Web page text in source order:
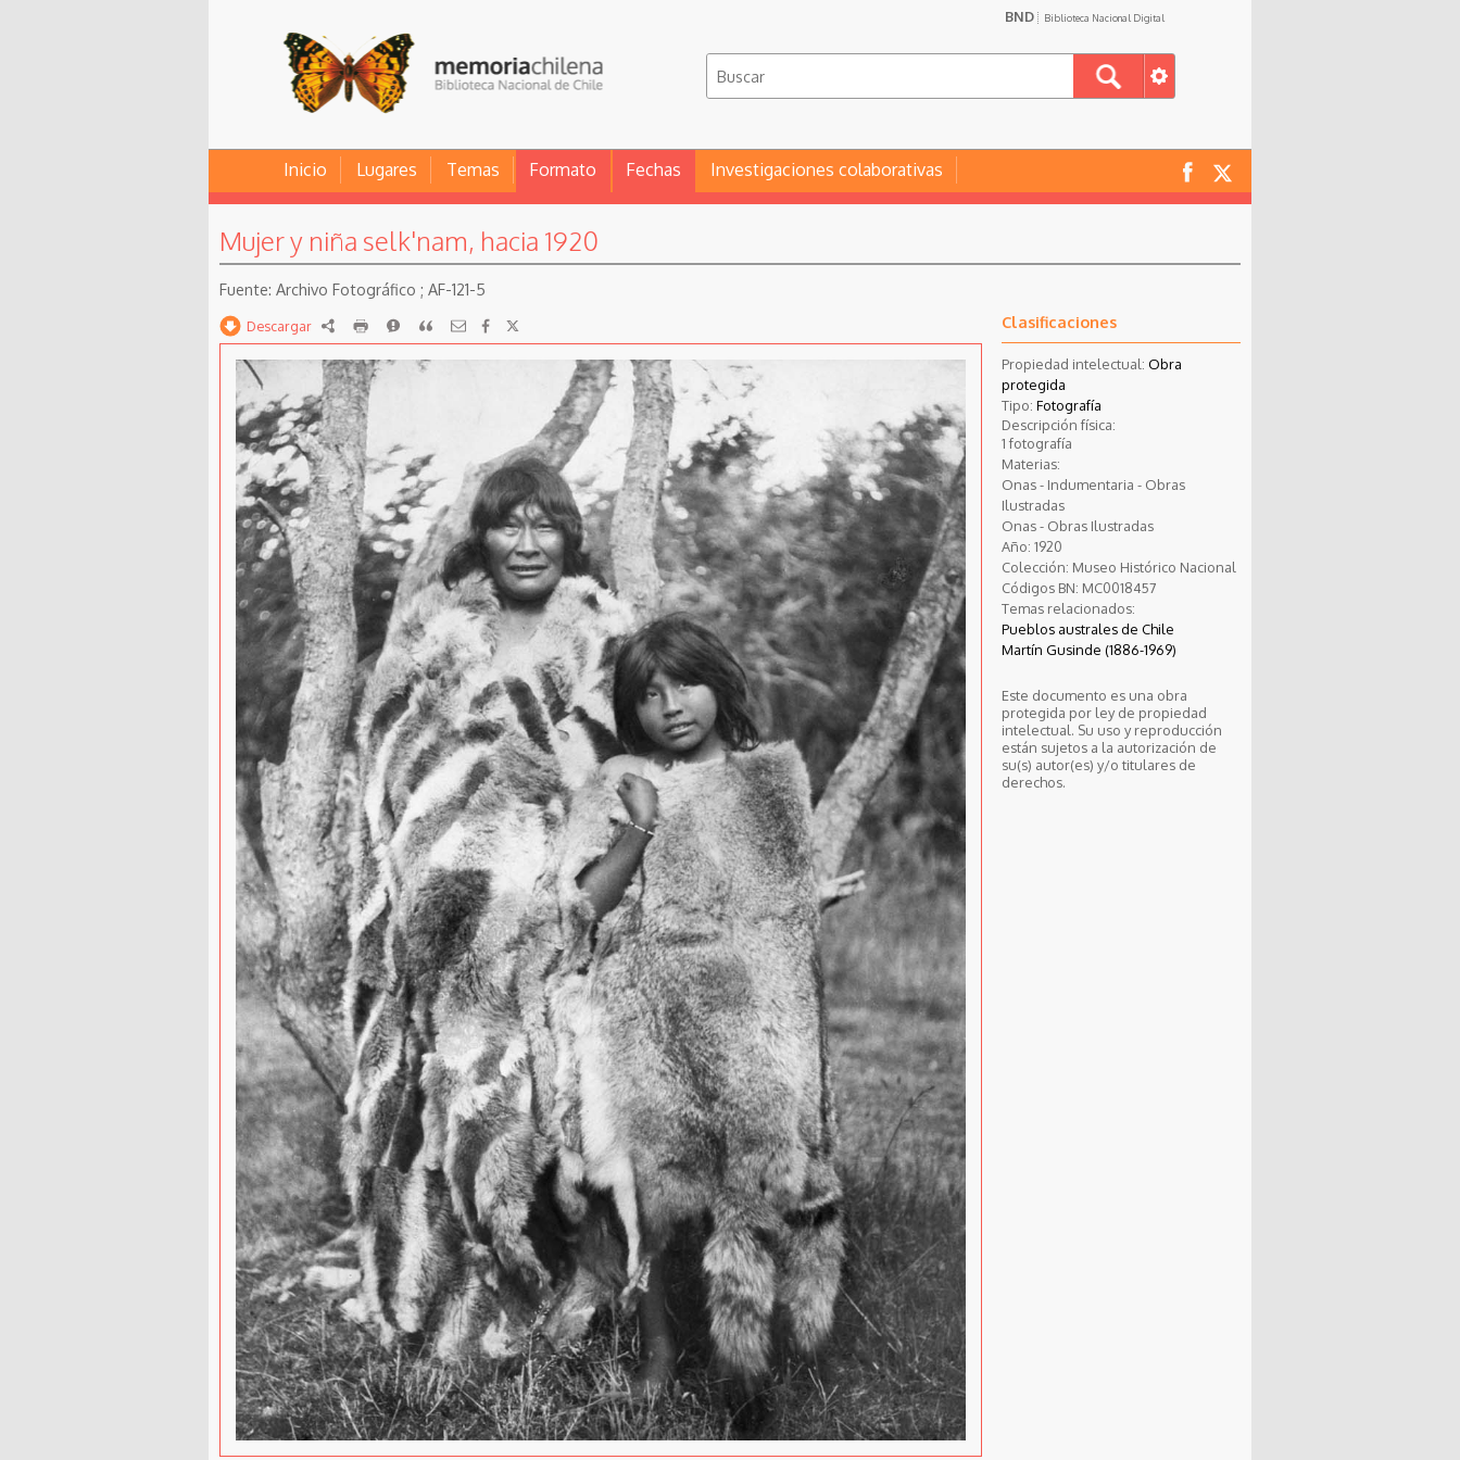
BND Biblioteca Nacional Digital
Inicio Lugares Temas Formato Fechas Investigaciones colaborativas
Mujer y niña selk'nam, hacia 1920
Archivo Fotográfico ; AF-121-5
Descargar RDF imprimirReportarCitar Clasificaciones
Propiedad intelectual: Obra
protegida
Tipo: Fotografía
Descripción física:
1 fotografía
Materias:
Onas - Indumentaria - Obras
Ilustradas
Onas - Obras Ilustradas
Año: 1920
Colección: Museo Histórico Nacional
Códigos BN: MC0018457
Temas relacionados:
Pueblos australes de Chile
Martín Gusinde (1886-1969)
Este documento es una obra
protegida por ley de propiedad
intelectual. Su uso y reproducción
están sujetos a la autorización de
su(s) autor(es) y/o titulares de
derechos.